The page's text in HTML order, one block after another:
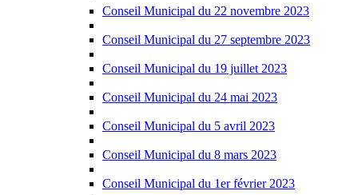
Conseil Municipal du 22 novembre 2023
Conseil Municipal du 27 septembre 2023
Conseil Municipal du 19 juillet 2023
Conseil Municipal du 24 mai 2023
Conseil Municipal du 5 avril 2023
Conseil Municipal du 8 mars 2023
Conseil Municipal du 1er février 2023